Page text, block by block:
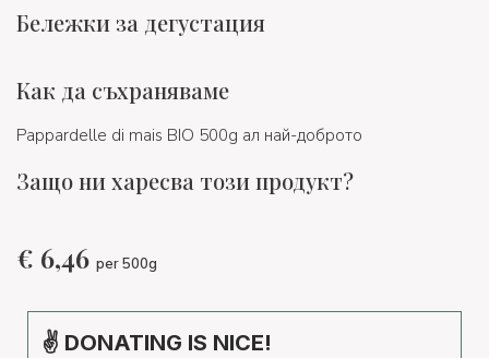
Бележки за дегустация
Как да съхраняваме
Pappardelle di mais BIO 500g ал най-доброто
Защо ни харесва този продукт?
€ 6,46 per 500g
✌ DONATING IS NICE!